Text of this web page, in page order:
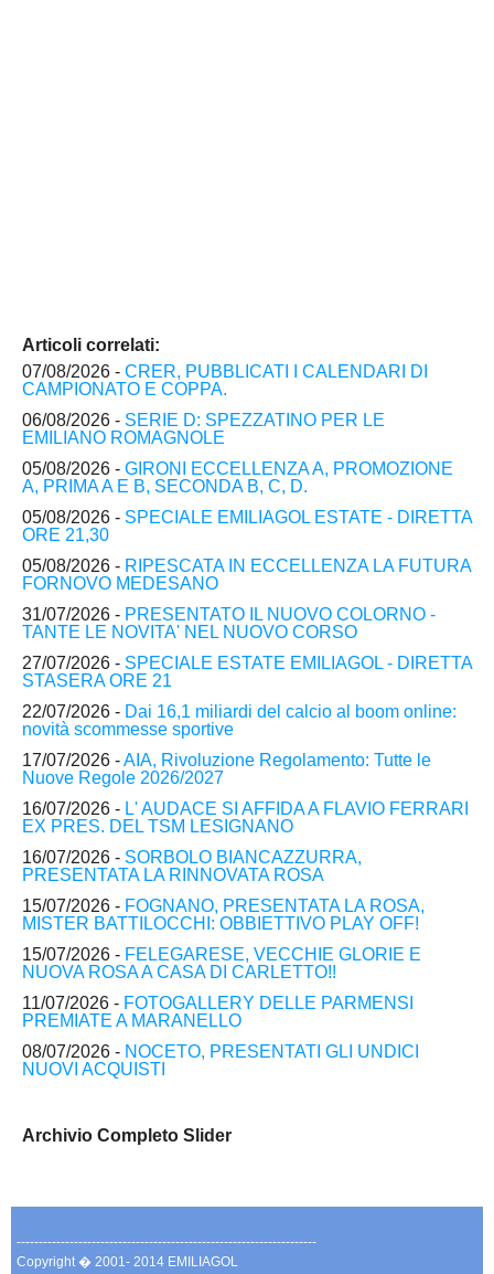
Articoli correlati:
07/08/2026 - CRER, PUBBLICATI I CALENDARI DI
CAMPIONATO E COPPA.
06/08/2026 - SERIE D: SPEZZATINO PER LE
EMILIANO ROMAGNOLE
05/08/2026 - GIRONI ECCELLENZA A, PROMOZIONE
A, PRIMA A E B, SECONDA B, C, D.
05/08/2026 - SPECIALE EMILIAGOL ESTATE - DIRETTA
ORE 21,30
05/08/2026 - RIPESCATA IN ECCELLENZA LA FUTURA
FORNOVO MEDESANO
31/07/2026 - PRESENTATO IL NUOVO COLORNO -
TANTE LE NOVITA' NEL NUOVO CORSO
27/07/2026 - SPECIALE ESTATE EMILIAGOL - DIRETTA
STASERA ORE 21
22/07/2026 - Dai 16,1 miliardi del calcio al boom online:
novità scommesse sportive
17/07/2026 -AIA, Rivoluzione Regolamento: Tutte le
Nuove Regole 2026/2027
16/07/2026 - L' AUDACE SI AFFIDA A FLAVIO FERRARI
EX PRES. DEL TSM LESIGNANO
16/07/2026 - SORBOLO BIANCAZZURRA,
PRESENTATA LA RINNOVATA ROSA
15/07/2026 - FOGNANO, PRESENTATA LA ROSA,
MISTER BATTILOCCHI: OBBIETTIVO PLAY OFF!
15/07/2026 - FELEGARESE, VECCHIE GLORIE E
NUOVA ROSA A CASA DI CARLETTO!!
11/07/2026 - FOTOGALLERY DELLE PARMENSI
PREMIATE A MARANELLO
08/07/2026 - NOCETO, PRESENTATI GLI UNDICI
NUOVI ACQUISTI
Archivio Completo Slider
--------------------------------------------------------------------
Copyright � 2001- 2014 EMILIAGOL